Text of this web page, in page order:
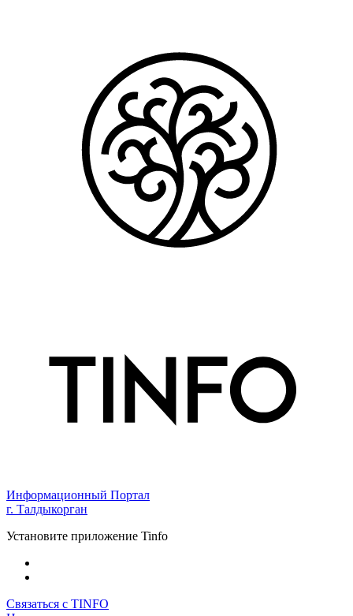
Информационный Портал
г. Талдыкорган
Установите приложение Tinfo
Связаться с TINFO